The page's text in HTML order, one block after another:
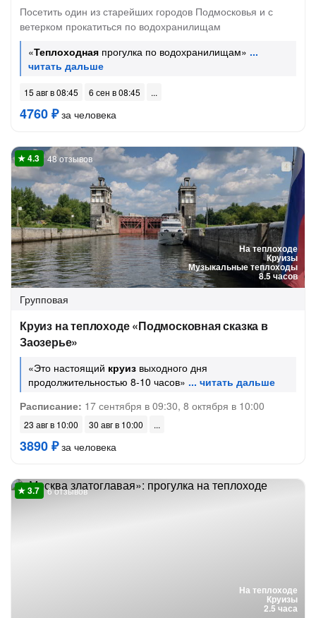
Посетить один из старейших городов Подмосковья и с
ветерком прокатиться по водохранилищам
«Теплоходная прогулка по водохранилищам»
15 авг в 08:45 6 сен в 08:45
4760 ₽за человека
На теплоходе
Круизы
Музыкальные теплоходы
8.5 часов
48 отзывов
Групповая
Круиз на теплоходе «Подмосковная сказка в
Заозерье»
«Это настоящий круиз выходного дня
продолжительностью 8-10 часов»
Расписание: 17 сентября в 09:30, 8 октября в 10:00
23 авг в 10:00 30 авг в 10:00
3890 ₽за человека
На теплоходе
Круизы
2.5 часа
6 отзывов